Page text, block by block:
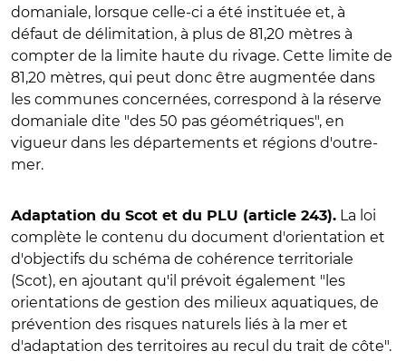
domaniale, lorsque celle-ci a été instituée et, à
défaut de délimitation, à plus de 81,20 mètres à
compter de la limite haute du rivage. Cette limite de
81,20 mètres, qui peut donc être augmentée dans
les communes concernées, correspond à la réserve
domaniale dite "des 50 pas géométriques", en
vigueur dans les départements et régions d'outre-
mer.
Adaptation du Scot et du PLU (article 243). La loi
complète le contenu du document d'orientation et
d'objectifs du schéma de cohérence territoriale
(Scot), en ajoutant qu'il prévoit également "les
orientations de gestion des milieux aquatiques, de
prévention des risques naturels liés à la mer et
d'adaptation des territoires au recul du trait de côte".